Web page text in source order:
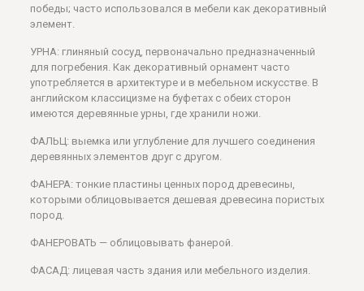
победы; часто использовался в мебели как декоративный
элемент.
УРНА: глиняный сосуд, первоначально предназначенный
для погребения. Как декоративный орнамент часто
употребляется в архитектуре и в мебельном искусстве. В
английском классицизме на буфетах с обеих сторон
имеются деревянные урны, где хранили ножи.
ФАЛЬЦ: выемка или углубление для лучшего соединения
деревянных элементов друг с другом.
ФАНЕРА: тонкие пластины ценных пород древесины,
которыми облицовывается дешевая древесина пористых
пород.
ФАНЕРОВАТЬ — облицовывать фанерой.
ФАСАД: лицевая часть здания или мебельного изделия.